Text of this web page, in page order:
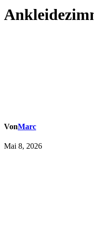
VonMarc
Mai 8, 2026